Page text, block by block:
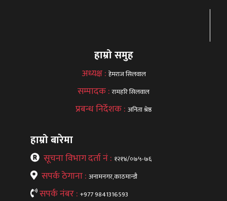
हाम्रो समुह
अध्यक्ष : हेमराज सिलवाल
सम्पादक :रामहरि सिलवाल
प्रबन्ध निर्देशक : अनिता श्रेष्ठ
हाम्रो बारेमा
सूचना विभाग दर्ता नं : १२१४/०७५-७६
सपर्क ठेगाना : अनामनगर,काठमान्डौ
सपर्क नंबर : +977 9841316593